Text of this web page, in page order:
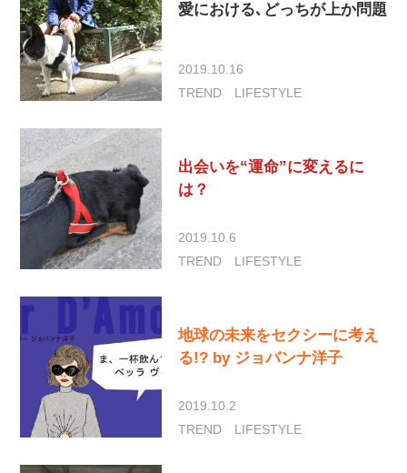
愛における､どっちが上か問題
2019.10.16
TREND
LIFESTYLE
出会いを“運命”に変えるに
は？
2019.10.6
TREND
LIFESTYLE
地球の未来をセクシーに考え
る!? by ジョバンナ洋子
2019.10.2
TREND
LIFESTYLE